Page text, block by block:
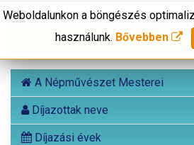
A Népművészet Mesterei
Díjazottak neve
Díjazási évek
Weboldalunkon a böngészés
használunk. Bővebben